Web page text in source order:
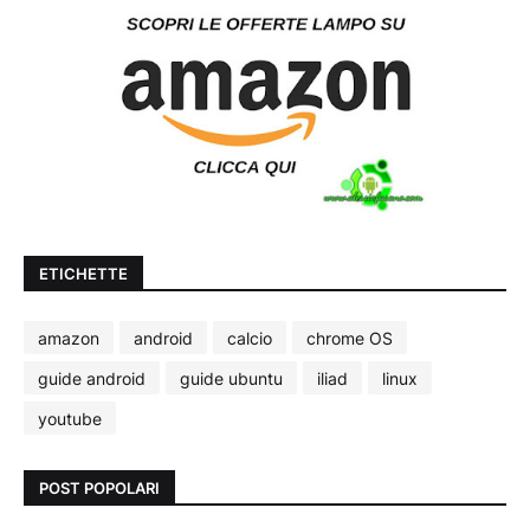
ETICHETTE
amazon android calcio
chrome OS
guide android
guide ubuntu iliad
linux
youtube
POST POPOLARI